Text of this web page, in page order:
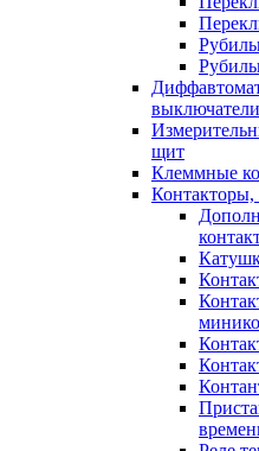
щит
Клеммные
Контакторы,